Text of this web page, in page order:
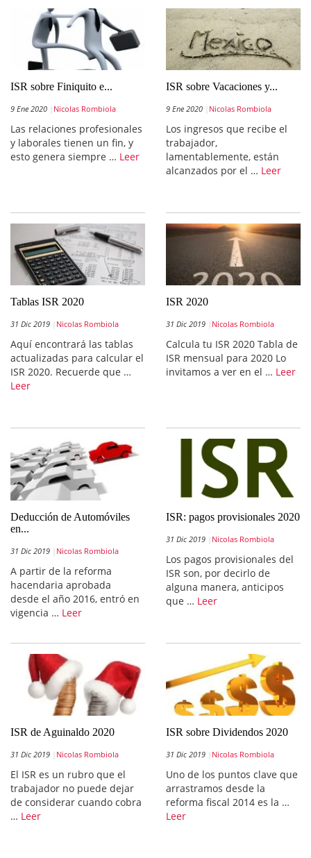
ISR sobre Finiquito e...
9 Ene 2020 Nicolas Rombiola
Las relaciones profesionales
y laborales tienen un fin, y
esto genera siempre … Leer
ISR sobre Vacaciones y...
9 Ene 2020 Nicolas Rombiola
Los ingresos que recibe el
trabajador,
lamentablemente, están
alcanzados por el … Leer
Tablas ISR 2020
31 Dic 2019 Nicolas Rombiola
Aquí encontrará las tablas
actualizadas para calcular el
ISR 2020. Recuerde que …
Leer
ISR 2020
31 Dic 2019 Nicolas Rombiola
Calcula tu ISR 2020 Tabla de
ISR mensual para 2020 Lo
invitamos a ver en el … Leer
Deducción de Automóviles
en...
31 Dic 2019 Nicolas Rombiola
A partir de la reforma
hacendaria aprobada
desde el año 2016, entró en
vigencia … Leer
ISR: pagos provisionales 2020
31 Dic 2019 Nicolas Rombiola
Los pagos provisionales del
ISR son, por decirlo de
alguna manera, anticipos
que … Leer
ISR de Aguinaldo 2020
31 Dic 2019 Nicolas Rombiola
El ISR es un rubro que el
trabajador no puede dejar
de considerar cuando cobra
… Leer
ISR sobre Dividendos 2020
31 Dic 2019 Nicolas Rombiola
Uno de los puntos clave que
arrastramos desde la
reforma fiscal 2014 es la …
Leer